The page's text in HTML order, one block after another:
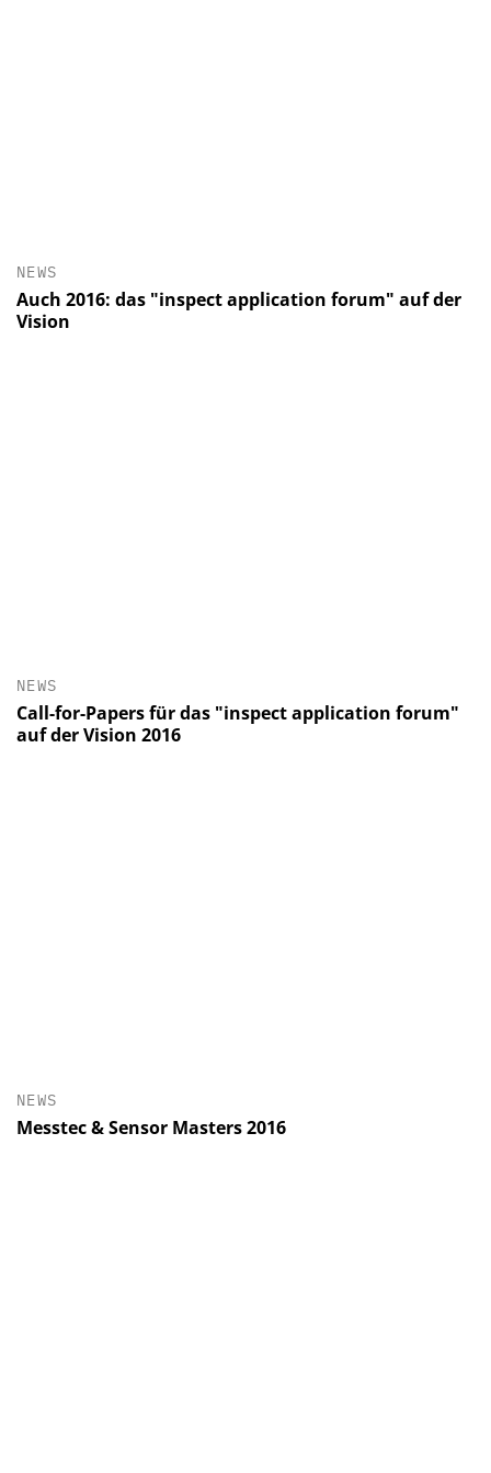
NEWS
Auch 2016: das "inspect application forum" auf der
Vision
NEWS
Call-for-Papers für das "inspect application forum"
auf der Vision 2016
NEWS
Messtec & Sensor Masters 2016